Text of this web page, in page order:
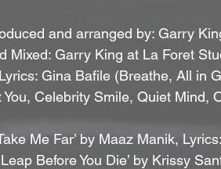
and arranged by: Garry
Mixed: Garry King at La Foret
Gina Bafile (Breathe, All in
You, Celebrity Smile, Quiet Mind,
Me Far’ by Maaz Manik,
Before You Die’ by Krissy